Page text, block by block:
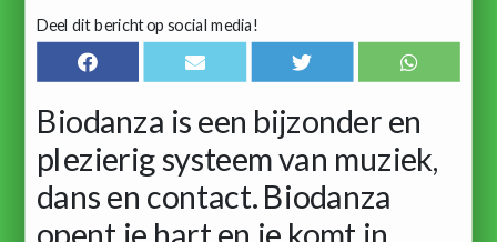
Deel dit bericht op social media!
Biodanza is een bijzonder en
plezierig systeem van muziek,
dans en contact. Biodanza
opent je hart en je komt in